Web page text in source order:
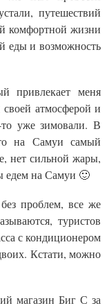
путешествий
комфортной жизни
еды и возможность
привлекает меня
атмосферой и
уже зимовали. В
на Самуи самый
нет сильной жары,
едем на Самуи 🙂
проблем, все же
туристов
с кондиционером
Кстати, можно
магазин Биг С за